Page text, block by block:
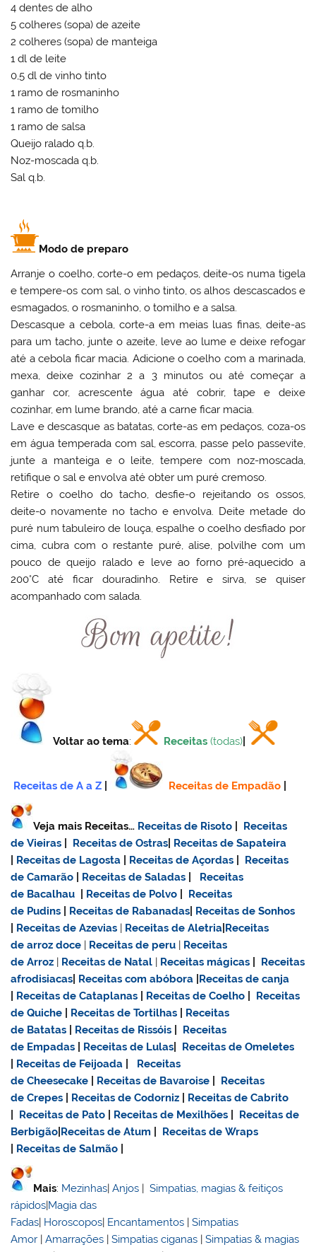
4 dentes de alho
5 colheres (sopa) de azeite
2 colheres (sopa) de manteiga
1 dl de leite
0,5 dl de vinho tinto
1 ramo de rosmaninho
1 ramo de tomilho
1 ramo de salsa
Queijo ralado q.b.
Noz-moscada q.b.
Sal q.b.
Modo de preparo
Arranje o coelho, corte-o em pedaços, deite-os numa tigela
e tempere-os com sal, o vinho tinto, os alhos descascados e
esmagados, o rosmaninho, o tomilho e a salsa.
Descasque a cebola, corte-a em meias luas finas, deite-as
para um tacho, junte o azeite, leve ao lume e deixe refogar
até a cebola ficar macia. Adicione o coelho com a marinada,
mexa, deixe cozinhar 2 a 3 minutos ou até começar a
ganhar cor, acrescente água até cobrir, tape e deixe
cozinhar, em lume brando, até a carne ficar macia.
Lave e descasque as batatas, corte-as em pedaços, coza-os
em água temperada com sal, escorra, passe pelo passevite,
junte a manteiga e o leite, tempere com noz-moscada,
retifique o sal e envolva até obter um puré cremoso.
Retire o coelho do tacho, desfie-o rejeitando os ossos,
deite-o novamente no tacho e envolva. Deite metade do
puré num tabuleiro de louça, espalhe o coelho desfiado por
cima, cubra com o restante puré, alise, polvilhe com um
pouco de queijo ralado e leve ao forno pré-aquecido a
200°C até ficar douradinho. Retire e sirva, se quiser
acompanhado com salada.
Voltar ao tema: Receitas (todas)
Receitas de A a Z Receitas de Empadão
Veja mais Receitas… Receitas de Risoto
Receitas
de Vieiras
Receitas de Ostras Receitas de Sapateira
Receitas de Lagosta Receitas de Açordas
Receitas
de Camarão
Receitas de Saladas
Receitas
de Bacalhau
Receitas de Polvo
Receitas
de Pudins
Receitas de Rabanadas Receitas de Sonhos
Receitas de Azevias | Receitas de Aletria Receitas
dearroz doce | Receitas de peru | Receitas
de Arroz | Receitas de Natal | Receitas mágicas
Receitas
afrodisiacas Receitas com abóbora Receitas de canja
Receitas de Cataplanas Receitas de Coelho
Receitas
de Quiche
Receitas de Tortilhas
Receitas
de Batatas
Receitas de Rissóis
Receitas
de Empadas
Receitas de Lulas
Receitas de Omeletes
Receitas de Feijoada
Receitas
de Cheesecake
Receitas de Bavaroise
Receitas
de Crepes
Receitas de Codorniz
Receitas de Cabrito
Receitas de Pato Receitas de Mexilhões
Receitas de
Berbigão Receitas de Atum
Receitas de Wraps
Receitas de Salmão
Mais: Mezinhas|Anjos |Simpatias, magias & feitiços
rápidos|Magia das
Fadas| Horoscopos| Encantamentos |Simpatias
Amor |Amarrações |Simpatias ciganas |Simpatias & magias